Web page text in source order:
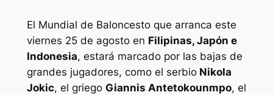
El Mundial de Baloncesto que arranca este
viernes 25 de agosto en Filipinas, Japón e
Indonesia, estará marcado por las bajas de
grandes jugadores, como el serbioNikola
Jokic, el griego Giannis Antetokounmpo, el